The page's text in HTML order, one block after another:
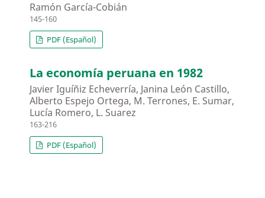
Ramón García-Cobián
145-160
PDF (Español)
La economía peruana en 1982
Javier Iguíñiz Echeverría, Janina León Castillo,
Alberto Espejo Ortega, M. Terrones, E. Sumar,
Lucía Romero, L. Suarez
163-216
PDF (Español)